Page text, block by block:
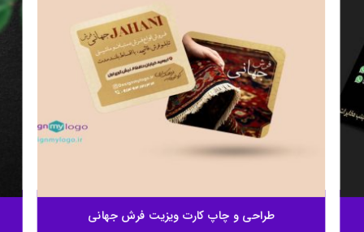
طراحی و چاپ کارت ویزیت فرش جهانی